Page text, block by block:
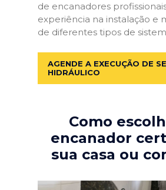
de encanadores
experiência na instalação e
de diferentes tipos de
AGENDE A EXECUÇÃO DE
HIDRÁULICO
Como
encanador
sua casa ou